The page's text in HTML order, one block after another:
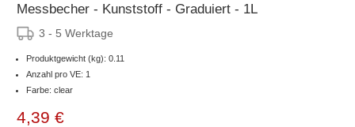
Messbecher - Kunststoff - Graduiert - 1L
3 - 5 Werktage
Produktgewicht (kg): 0.11
Anzahl pro VE: 1
Farbe: clear
4,39 €